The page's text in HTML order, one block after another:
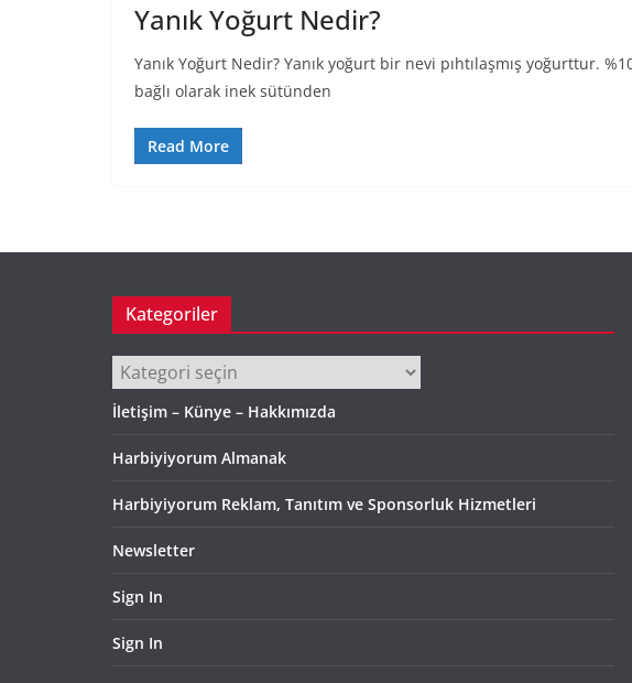
Yanık Yoğurt Nedir?
Yanık Yoğurt Nedir? Yanık yoğurt bir nevi pıhtılaşmış yoğurttur.
bağlı olarak inek sütünden
Read More
Kategoriler
Kategoriler
İletişim – Künye – Hakkımızda
Harbiyiyorum Almanak
Harbiyiyorum Reklam, Tanıtım ve Sponsorluk Hizmetleri
Newsletter
Sign In
Sign In